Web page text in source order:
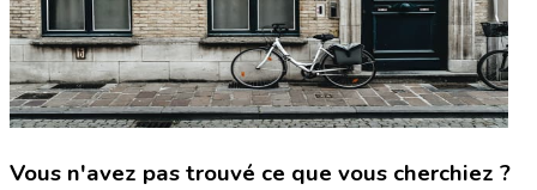
Vous n'avez pas trouvé ce que vous cherchiez ?